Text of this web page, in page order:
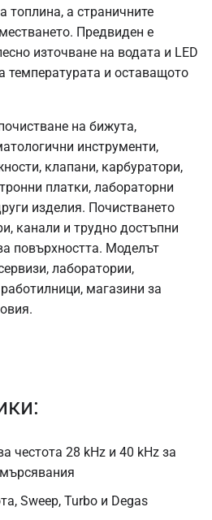
топлина, а страничните
Предвиден е
източване на водата и LED
температурата и оставащото
на бижута,
инструменти,
клапани, карбуратори,
платки, лабораторни
изделия. Почистването
канали и трудно достъпни
повърхността. Моделът
лаборатории,
магазини за
честота 28 kHz и 40 kHz за
Sweep, Turbo и Degas